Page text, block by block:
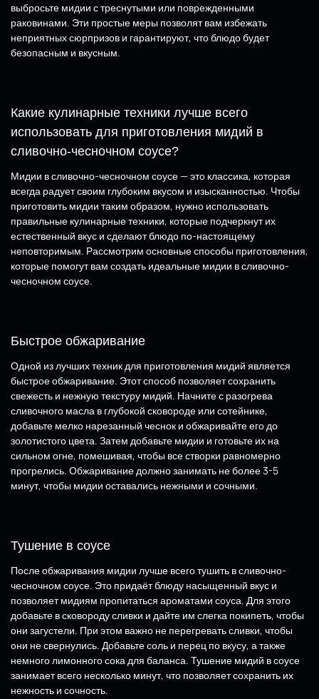
выбросьте мидии с треснутыми или поврежденными
раковинами. Эти простые меры позволят вам избежать
неприятных сюрпризов и гарантируют, что блюдо будет
безопасным и вкусным.
Какие кулинарные техники лучше всего
использовать для приготовления мидий в
сливочно-чесночном соусе?
Мидии в сливочно-чесночном соусе — это классика, которая
всегда радует своим глубоким вкусом и изысканностью. Чтобы
приготовить мидии таким образом, нужно использовать
правильные кулинарные техники, которые подчеркнут их
естественный вкус и сделают блюдо по-настоящему
неповторимым. Рассмотрим основные способы приготовления,
которые помогут вам создать идеальные мидии в сливочно-
чесночном соусе.
Быстрое обжаривание
Одной из лучших техник для приготовления мидий является
быстрое обжаривание. Этот способ позволяет сохранить
свежесть и нежную текстуру мидий. Начните с разогрева
сливочного масла в глубокой сковороде или сотейнике,
добавьте мелко нарезанный чеснок и обжаривайте его до
золотистого цвета. Затем добавьте мидии и готовьте их на
сильном огне, помешивая, чтобы все створки равномерно
прогрелись. Обжаривание должно занимать не более 3-5
минут, чтобы мидии оставались нежными и сочными.
Тушение в соусе
После обжаривания мидии лучше всего тушить в сливочно-
чесночном соусе. Это придаёт блюду насыщенный вкус и
позволяет мидиям пропитаться ароматами соуса. Для этого
добавьте в сковороду сливки и дайте им слегка покипеть, чтобы
они загустели. При этом важно не перегревать сливки, чтобы
они не свернулись. Добавьте соль и перец по вкусу, а также
немного лимонного сока для баланса. Тушение мидий в соусе
занимает всего несколько минут, что позволяет сохранить их
нежность и сочность.